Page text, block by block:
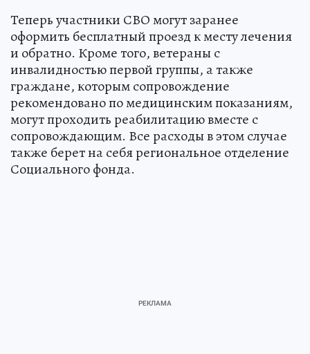
Теперь участники СВО могут заранее
оформить бесплатный проезд к месту лечения
и обратно. Кроме того, ветераны с
инвалидностью первой группы, а также
граждане, которым сопровождение
рекомендовано по медицинским показаниям,
могут проходить реабилитацию вместе с
сопровождающим. Все расходы в этом случае
также берет на себя региональное отделение
Социального фонда.